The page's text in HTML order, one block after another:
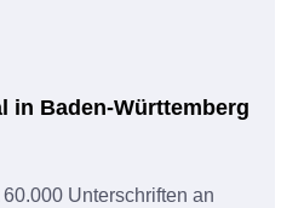
in Baden-Württemberg
Unterschriften an